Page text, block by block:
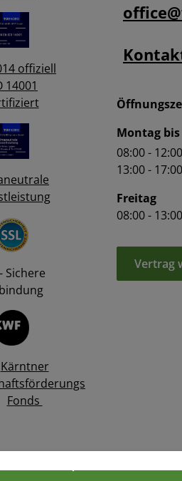
offiziell
14001
Sichere
Kärntner
Fonds
Montag
08:00 -
13:00 -
Freitag
08:00 -
Vertrag